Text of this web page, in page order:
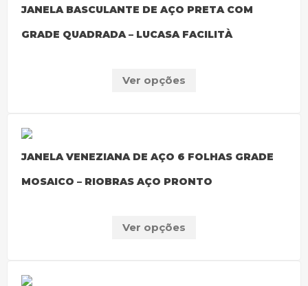
JANELA BASCULANTE DE AÇO PRETA COM
GRADE QUADRADA – LUCASA FACILITÀ
Ver opções
JANELA VENEZIANA DE AÇO 6 FOLHAS GRADE
MOSAICO – RIOBRAS AÇO PRONTO
Ver opções